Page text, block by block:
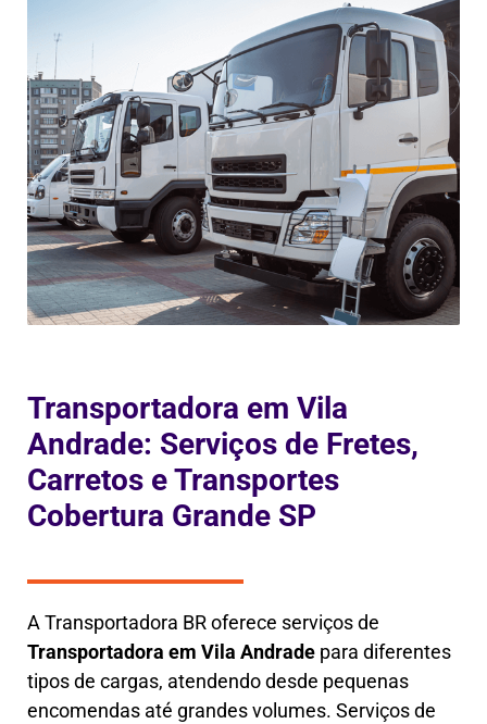
Transportadora em Vila
Andrade: Serviços de Fretes,
Carretos e Transportes
Cobertura Grande SP
A Transportadora BR oferece serviços de
Transportadora em Vila Andrade para diferentes
tipos de cargas, atendendo desde pequenas
encomendas até grandes volumes. Serviços de